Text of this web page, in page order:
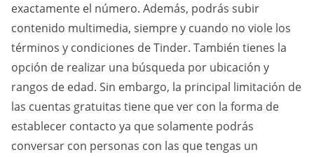
exactamente el número. Además, podrás subir
contenido multimedia, siempre y cuando no viole los
términos y condiciones de Tinder. También tienes la
opción de realizar una búsqueda por ubicación y
rangos de edad. Sin embargo, la principal limitación de
las cuentas gratuitas tiene que ver con la forma de
establecer contacto ya que solamente podrás
conversar con personas con las que tengas un